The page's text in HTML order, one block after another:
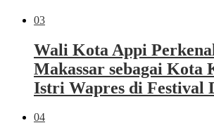
03
Wali Kota Appi
Makassar sebagai Kota
Istri Wapres di Festival
04